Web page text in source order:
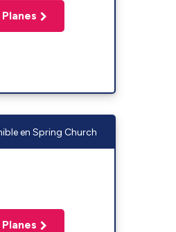
en Spring Church